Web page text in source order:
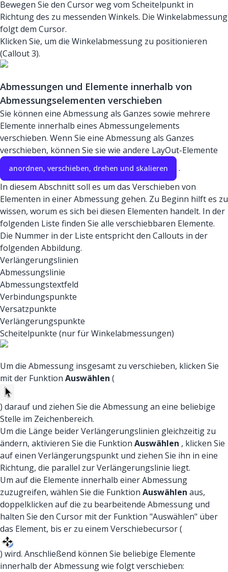
Bewegen Sie den Cursor weg vom Scheitelpunkt in
Richtung des zu messenden Winkels. Die Winkelabmessung
folgt dem Cursor.
Klicken Sie, um die Winkelabmessung zu positionieren
(Callout 3).
Abmessungen und Elemente innerhalb von
Abmessungselementen verschieben
Sie können eine Abmessung als Ganzes sowie mehrere
Elemente innerhalb eines Abmessungelements
verschieben. Wenn Sie eine Abmessung als Ganzes
verschieben, können Sie sie wie andere LayOut-Elemente
anordnen, verschieben, drehen und skalieren
.
In diesem Abschnitt soll es um das Verschieben von
Elementen in einer Abmessung gehen. Zu Beginn hilft es zu
wissen, worum es sich bei diesen Elementen handelt. In der
folgenden Liste finden Sie alle verschiebbaren Elemente.
Die Nummer in der Liste entspricht den Callouts in der
folgenden Abbildung.
Verlängerungslinien
Abmessungslinie
Abmessungstextfeld
Verbindungspunkte
Versatzpunkte
Verlängerungspunkte
Scheitelpunkte (nur für Winkelabmessungen)
Um die Abmessung insgesamt zu verschieben, klicken Sie
mit der Funktion Auswählen (
) darauf und ziehen Sie die Abmessung an eine beliebige
Stelle im Zeichenbereich.
Um die Länge beider Verlängerungslinien gleichzeitig zu
ändern, aktivieren Sie die Funktion Auswählen , klicken Sie
auf einen Verlängerungspunkt und ziehen Sie ihn in eine
Richtung, die parallel zur Verlängerungslinie liegt.
Um auf die Elemente innerhalb einer Abmessung
zuzugreifen, wählen Sie die Funktion Auswählen aus,
doppelklicken auf die zu bearbeitende Abmessung und
halten Sie den Cursor mit der Funktion "Auswählen" über
das Element, bis er zu einem Verschiebecursor (
) wird. Anschließend können Sie beliebige Elemente
innerhalb der Abmessung wie folgt verschieben: